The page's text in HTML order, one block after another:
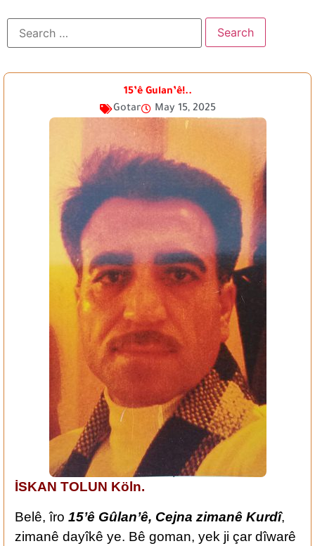
15’ê Gulan’ê!..
Gotar
May 15, 2025
İSKAN TOLUN Köln.
Belê, îro 15’ê Gûlan’ê, Cejna zimanê Kurdî,
zimanê dayîkê ye. Bê goman, yek ji çar dîwarê